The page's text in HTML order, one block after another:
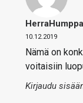
HerraHumppa
10.12.2019
Nämä on
voitaisiin
Kirjaudu